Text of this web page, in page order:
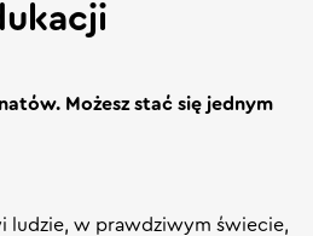
Możesz stać się jednym
ludzie, w prawdziwym świecie,